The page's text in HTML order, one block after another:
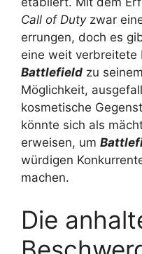
Call of Dutyzwar
errungen, doch es
eine weit verbreitete
Battlefield zu
Möglichkeit,
kosmetische
könnte sich als
erweisen, um
würdigen
machen.
Die